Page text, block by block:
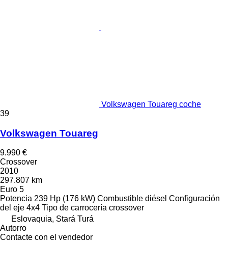
Volkswagen Touareg coche
39
Volkswagen Touareg
9.990 €
Crossover
2010
297.807 km
Euro 5
Potencia 239 Hp (176 kW) Combustible diésel Configuración
del eje 4x4 Tipo de carrocería crossover
Eslovaquia, Stará Turá
Autorro
Contacte con el vendedor